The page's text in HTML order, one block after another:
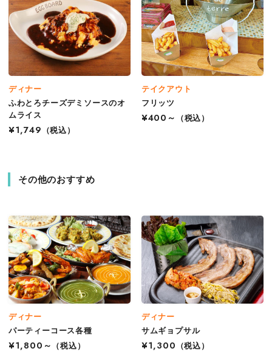
ディナー
ふわとろチーズデミソースのオ
ムライス
¥1,749
（税込）
テイクアウト
フリッツ
¥400～
（税込）
その他のおすすめ
ディナー
パーティーコース各種
¥1,800～
（税込）
ディナー
サムギョプサル
¥1,300
（税込）